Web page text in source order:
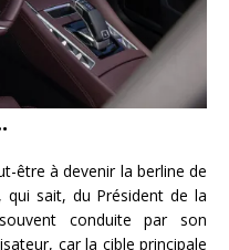
être à devenir la berline de
qui sait, du Président de la
conduite par son
car la cible principale